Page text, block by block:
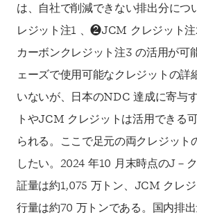
は、自社で削減できない排出分に
レジット注1 、❷JCM クレジット
カーボンクレジット注3 の活用が可
ェーズで使用可能なクレジットの詳
いないが、日本のNDC 達成に寄与
トやJCM クレジットは活用できる
られる。ここで足元の両クレジット
したい。2024 年10 月末時点のJ－
証量は約1,075 万トン、JCM クレ
行量は約70 万トンである。国内排